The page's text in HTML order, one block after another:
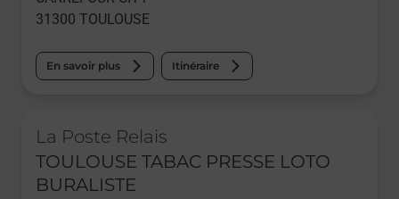
31300 TOULOUSE
En savoir plus Itinéraire
La Poste Relais
TOULOUSE TABAC PRESSE LOTO
BURALISTE